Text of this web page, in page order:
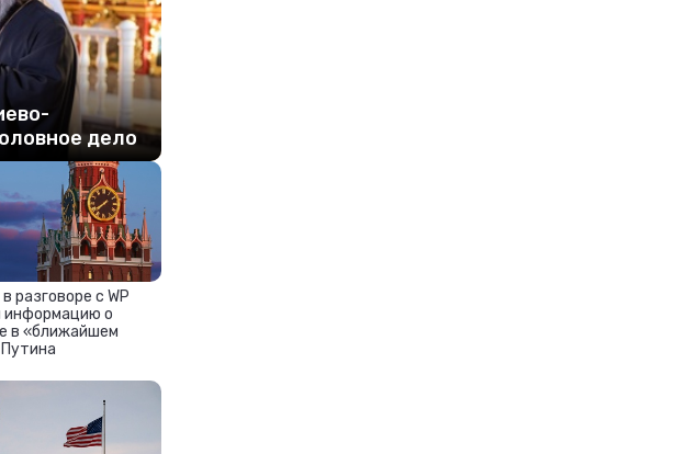
дело
разговоре с WP
информацию о
в «ближайшем